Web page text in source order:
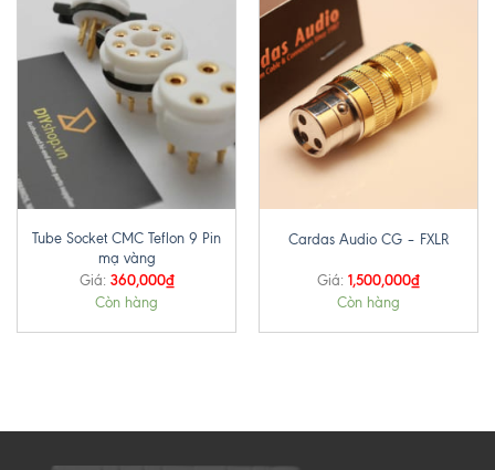
Tube Socket CMC Teflon 9 Pin
mạ vàng
Giá: 360,000₫
Còn hàng
Cardas Audio CG – FXLR
Giá: 1,500,000₫
Còn hàng